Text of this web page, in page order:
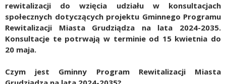
rewitalizacji do wzięcia udziału w konsultacjach
społecznych dotyczących projektu Gminnego Programu
Rewitalizacji Miasta Grudziądza na lata 2024-2035.
Konsultacje te potrwają w terminie od 15 kwietnia do
20 maja.
Czym jest Gminny Program Rewitalizacji Miasta